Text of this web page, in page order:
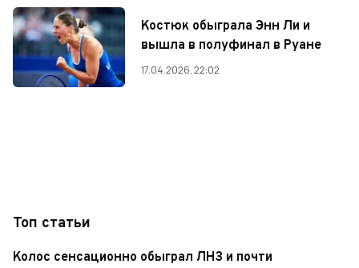
Костюк обыграла Энн Ли и
вышла в полуфинал в Руане
17.04.2026, 22:02
Топ статьи
Колос сенсационно обыграл ЛНЗ и почти